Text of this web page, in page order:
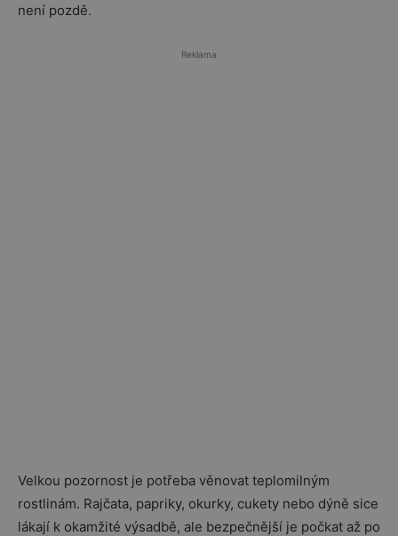
není pozdě.
Reklama
Velkou pozornost je potřeba věnovat teplomilným
rostlinám. Rajčata, papriky, okurky, cukety nebo dýně sice
lákají k okamžité výsadbě, ale bezpečnější je počkat až po